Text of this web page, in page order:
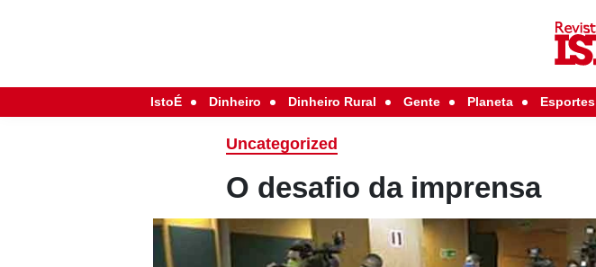
IstoÉ Dinheiro Dinheiro Rural Gente Planeta Esportes
Uncategorized
O desafio da imprensa